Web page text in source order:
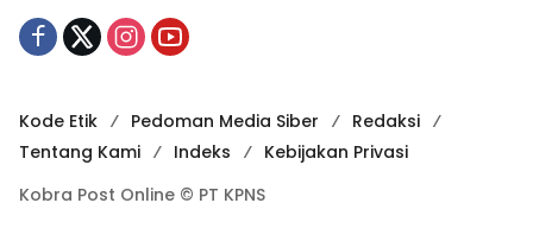
Kode Etik Pedoman Media Siber
Redaksi
Tentang Kami
Indeks
Kebijakan Privasi
Kobra Post Online © PT KPNS